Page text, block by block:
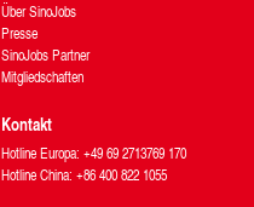
Über SinoJobs
Presse
SinoJobs Partner
Mitgliedschaften
Kontakt
Hotline Europa: +49 69 2713769 170
Hotline China: +86 400 822 1055